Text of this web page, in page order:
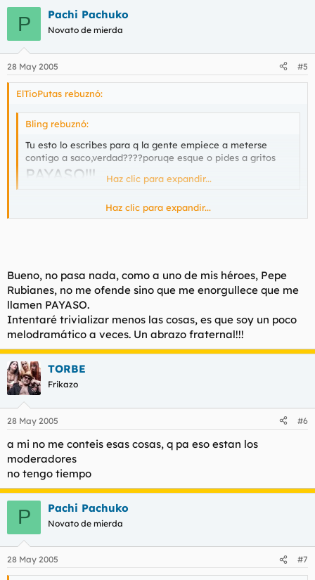
P Pachi Pachuko
Novato de mierda
28 May 2005 #5
ElTioPutas rebuznó:
Bling rebuznó:
Tu esto lo escribes para q la gente empiece a meterse
contigo a saco,verdad????poruqe esque o pides a gritos
PAYASO!!! Haz clic para expandir...
Bien sabe mucha gente que no salgo mucho del foro que
expectante a que cualquier persona postee cualquier
comentario para arrancar con insultos completamente
gratuitos ni es correcto ni mucho menos inteligente. Más si el
autor del post no ha entrado en ese juego.
Segundo. Pachi Pachuko, podrías haber comentado esto
directamente conmigo sin ningún problema. Considero que tus
aportaciones al foro son buenas siempre que vayan al hilo del
tema y se sepa estar al tanto de las circunstancias. Si un tema
es serio, se actúa seriamente, si es distendido se puede
bromear algo más. Personalmente me sorprende que para unas
cosas saques lo mejor de ti y para otras trivialices tanto.
Esa es mi opinión. Claro está que Torbe es el que más criterio
puede tener.
Haz clic para expandir...
Bueno, no pasa nada, como a uno de mis héroes, Pepe
Rubianes, no me ofende sino que me enorgullece que me
llamen PAYASO.
Intentaré trivializar menos las cosas, es que soy un poco
melodramático a veces. Un abrazo fraternal!!!
TORBE
Frikazo
28 May 2005 #6
a mi no me conteis esas cosas, q pa eso estan los
moderadores
no tengo tiempo
P Pachi Pachuko
Novato de mierda
28 May 2005 #7